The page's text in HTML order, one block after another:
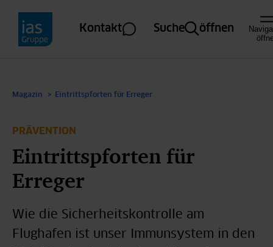
Direkt zum Inhalt
Kontakt Suche öffnen
Magazin Eintrittspforten für Erreger
Eintrittspforten für
Erreger
Wie die Sicherheitskontrolle am
Flughafen ist unser Immunsystem in den
PRÄVENTION